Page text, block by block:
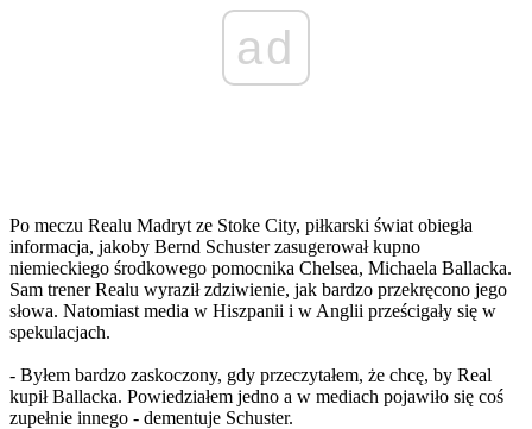
ad
Po meczu Realu Madryt ze Stoke City, piłkarski świat obiegła
informacja, jakoby Bernd Schuster zasugerował kupno
niemieckiego środkowego pomocnika Chelsea, Michaela Ballacka.
Sam trener Realu wyraził zdziwienie, jak bardzo przekręcono jego
słowa. Natomiast media w Hiszpanii i w Anglii prześcigały się w
spekulacjach.
- Byłem bardzo zaskoczony, gdy przeczytałem, że chcę, by Real
kupił Ballacka. Powiedziałem jedno a w mediach pojawiło się coś
zupełnie innego - dementuje Schuster.